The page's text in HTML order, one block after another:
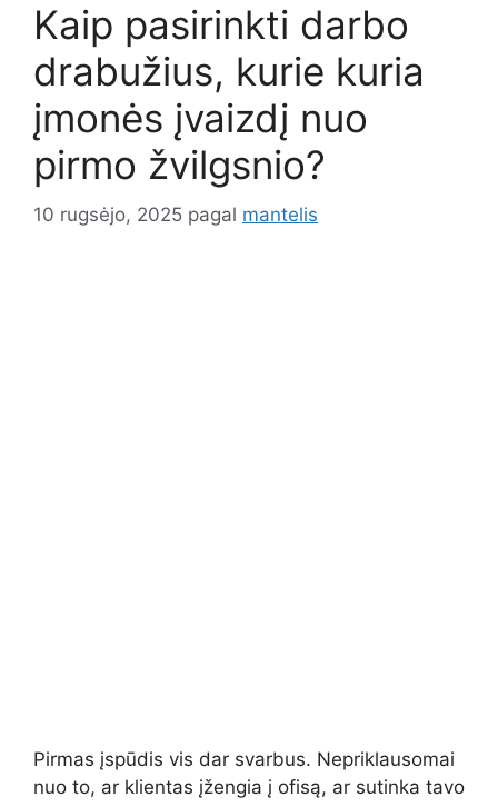
Kaip pasirinkti darbo
drabužius, kurie kuria
įmonės įvaizdį nuo
pirmo žvilgsnio?
10 rugsėjo, 2025 pagal mantelis
Pirmas įspūdis vis dar svarbus. Nepriklausomai
nuo to, ar klientas įžengia į ofisą, ar sutinka tavo